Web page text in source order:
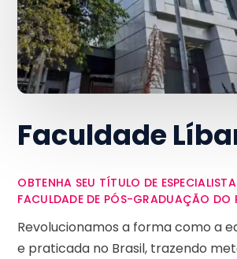
Faculdade
OBTENHA SEU TÍTULO DE
FACULDADE DE PÓS-GRADUAÇÃO DO
Revolucionamos a forma como a
e praticada no Brasil, trazendo